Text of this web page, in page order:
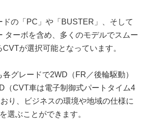
ドの「PC」や「BUSTER」、そして
ターボを含め、多くのモデルでスムー
が選択可能となっています。
グレードで2WD（FR／後輪駆動）
（CVT車は電子制御式パートタイム4
り、ビジネスの環境や地域の仕様に
選ぶことができます。